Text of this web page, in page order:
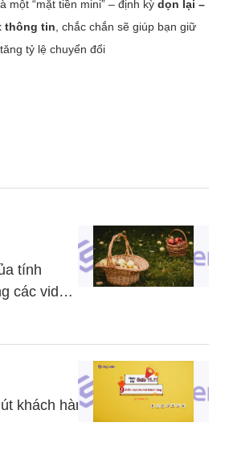
tính
các video
khách hàng trong ngày Hội